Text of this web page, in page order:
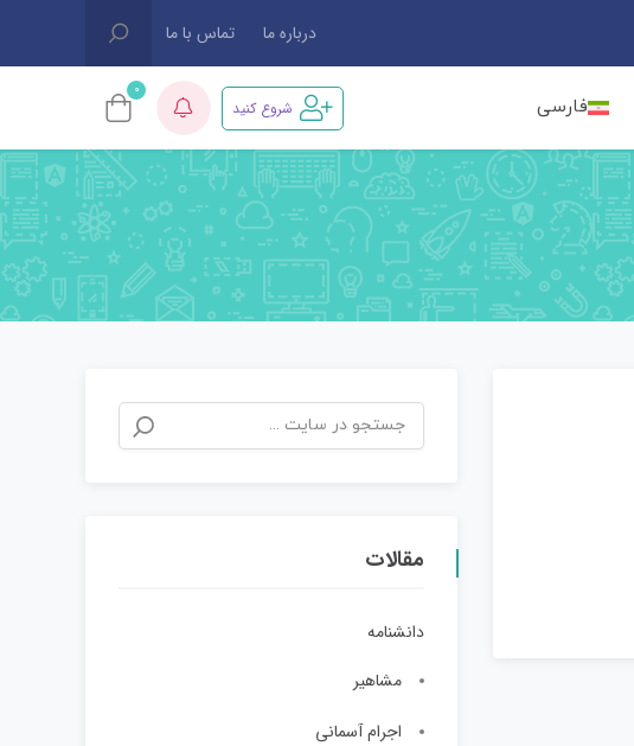
درباره ما تماس با ما
فارسی
شروع کنید
0
مقالات
دانشنامه
مشاهیر
اجرام آسمانی